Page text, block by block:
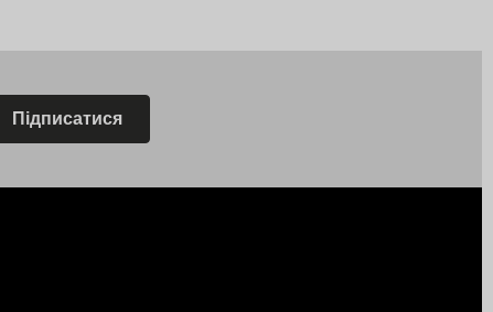
Підписатися